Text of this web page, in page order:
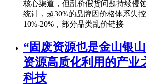
核心渠道，但乱价假货问题持续侵
统计，超30%的品牌因价格体系失
10%-20%，部分品类乱价链接
“固废资源也是金山银
资源高质化利用的产
科技